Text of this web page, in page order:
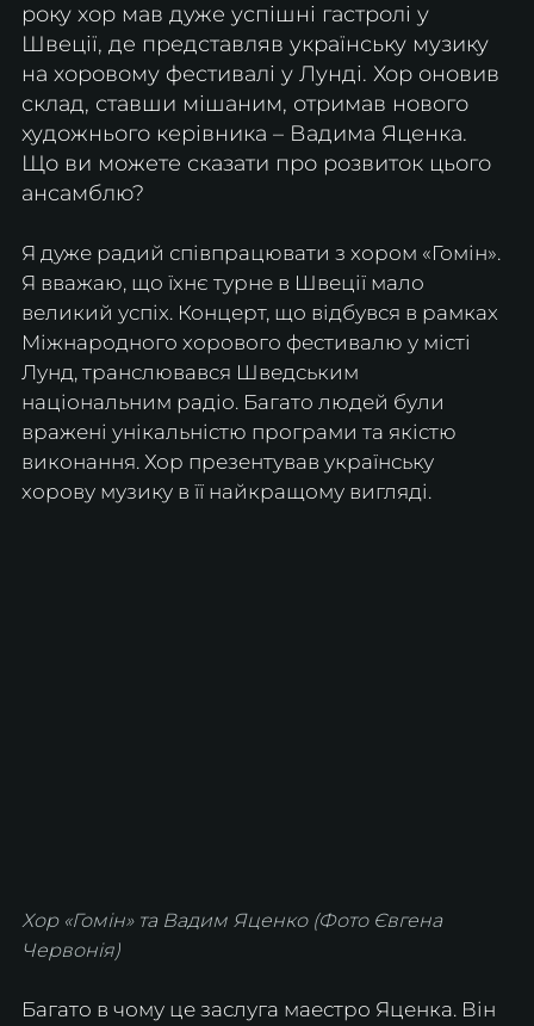
року хор мав дуже успішні гастролі у
Швеції, де представляв українську музику
на хоровому фестивалі у Лунді. Хор оновив
склад, ставши мішаним, отримав нового
художнього керівника – Вадима Яценка.
Що ви можете сказати про розвиток цього
ансамблю?
Я дуже радий співпрацювати з хором «Гомін».
Я вважаю, що їхнє турне в Швеції мало
великий успіх. Концерт, що відбувся в рамках
Міжнародного хорового фестивалю у місті
Лунд, транслювався Шведським
національним радіо. Багато людей були
вражені унікальністю програми та якістю
виконання. Хор презентував українську
хорову музику в її найкращому вигляді.
Хор «Гомін» та Вадим Яценко (Фото Євгена
Червонія)
Багато в чому це заслуга маестро Яценка. Він